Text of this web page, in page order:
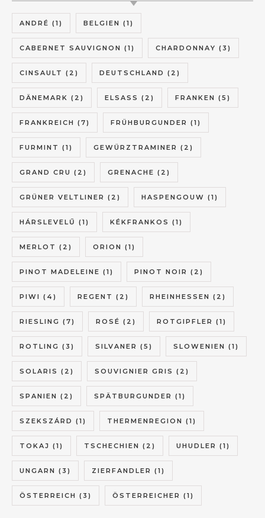
ANDRÉ (1) BELGIEN (1)
CABERNET SAUVIGNON (1) CHARDONNAY (3)
CINSAULT (2) DEUTSCHLAND (2)
DÄNEMARK (2) ELSASS (2) FRANKEN (5)
FRANKREICH (7) FRÜHBURGUNDER (1)
FURMINT (1) GEWÜRZTRAMINER (2)
GRAND CRU (2) GRENACHE (2)
GRÜNER VELTLINER (2) HASPENGOUW (1)
HÁRSLEVELŰ (1) KÉKFRANKOS (1)
MERLOT (2) ORION (1)
PINOT MADELEINE (1) PINOT NOIR (2)
PIWI (4) REGENT (2) RHEINHESSEN (2)
RIESLING (7) ROSÉ (2) ROTGIPFLER (1)
ROTLING (3) SILVANER (5) SLOWENIEN (1)
SOLARIS (2) SOUVIGNIER GRIS (2)
SPANIEN (2) SPÄTBURGUNDER (1)
SZEKSZÁRD (1) THERMENREGION (1)
TOKAJ (1) TSCHECHIEN (2) UHUDLER (1)
UNGARN (3) ZIERFANDLER (1)
ÖSTERREICH (3) ÖSTERREICHER (1)